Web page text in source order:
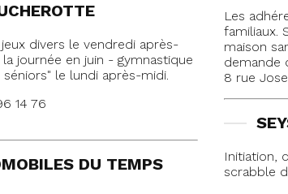
divers le vendredi après-
journée en juin - gymnastique
le lundi après-midi.
14 76
DU TEMPS
Les
familiaux.
maison
demande
8 rue
Initiation,
scrabble